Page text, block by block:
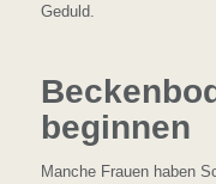
Geduld.
beginnen
Manche Frauen haben